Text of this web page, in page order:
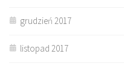
grudzień 2017
listopad 2017